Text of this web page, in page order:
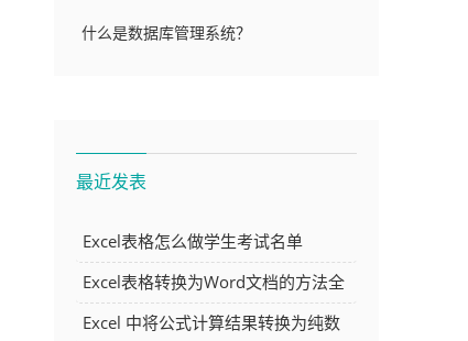
什么是数据库管理系统？
最近发表
Excel表格怎么做学生考试名单
Excel表格转换为Word文档的方法全
解析
Excel 中将公式计算结果转换为纯数